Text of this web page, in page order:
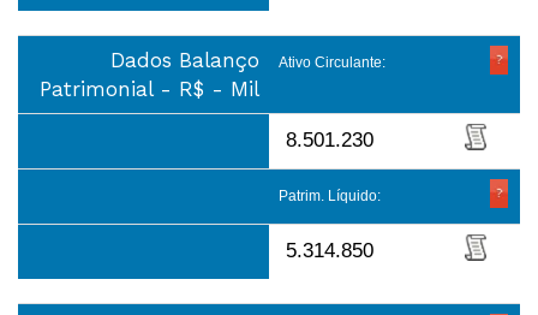
Dados Balanço
Patrimonial - R$ - Mil
Ativo Circulante:
8.501.230
Patrim. Líquido:
5.314.850